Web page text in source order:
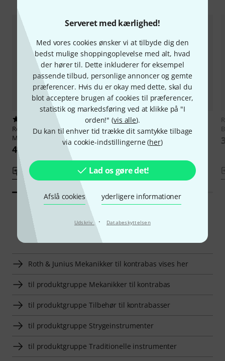
Serveret med kærlighed!
Med vores cookies ønsker vi at tilbyde dig den
bedst mulige shoppingoplevelse med alt, hvad
der hører til. Dette inkluderer for eksempel
passende tilbud, personlige annoncer og gemte
præferencer. Hvis du er okay med dette, skal du
blot acceptere brugen af cookies til præferencer,
statistik og markedsføring ved at klikke på "I
orden!" (vis alle).
Du kan til enhver tid trække dit samtykke tilbage
via cookie-indstillingerne (her)
Lad os gøre det!
Afslå cookies yderligere informationer
Udskriv · Databeskyttelsen
4
Roth & JuniusTyrolean Bass
Machines 3/4G
419 kr
Sammenlign
Roth & JuniusSingle Machines
Bass 4/4
227 kr
Sammenlign
Smart Navigator
Roth & Junius Mekanikker til kontrabas vises her
til produktgruppe Mekanikker til kontrabas
til produktgruppe Tilbehør til kontrabasser
til produktgruppe Strygeinstrumenter
til produktgruppe Traditionelle instrumenter